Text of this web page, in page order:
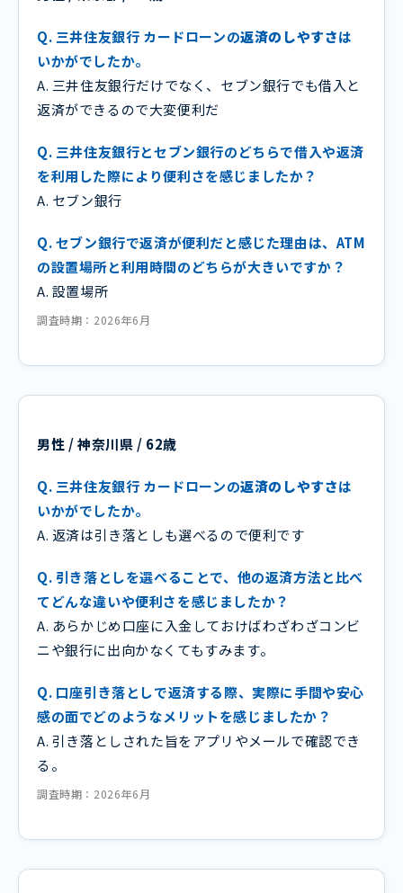
Q. 三井住友銀行 カードローンの返済のしやすさは
いかがでしたか。
A. 三井住友銀行だけでなく、セブン銀行でも借入と
返済ができるので大変便利だ
Q. 三井住友銀行とセブン銀行のどちらで借入や返済
を利用した際により便利さを感じましたか？
A. セブン銀行
Q. セブン銀行で返済が便利だと感じた理由は、ATM
の設置場所と利用時間のどちらが大きいですか？
A. 設置場所
調査時期：2026年6月
男性 / 神奈川県 / 62歳
Q. 三井住友銀行 カードローンの返済のしやすさは
いかがでしたか。
A. 返済は引き落としも選べるので便利です
Q. 引き落としを選べることで、他の返済方法と比べ
てどんな違いや便利さを感じましたか？
A. あらかじめ口座に入金しておけばわざわざコンビ
ニや銀行に出向かなくてもすみます。
Q. 口座引き落としで返済する際、実際に手間や安心
感の面でどのようなメリットを感じましたか？
A. 引き落としされた旨をアプリやメールで確認でき
る。
調査時期：2026年6月